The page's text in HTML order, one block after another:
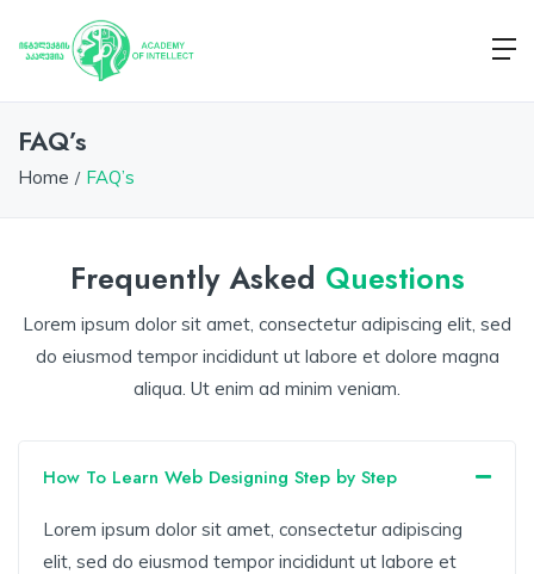
FAQ’s
Home FAQ’s
Frequently Asked Questions
Lorem ipsum dolor sit amet, consectetur adipiscing elit, sed
do eiusmod tempor incididunt ut labore et dolore magna
aliqua. Ut enim ad minim veniam.
How To Learn Web Designing Step by Step
Lorem ipsum dolor sit amet, consectetur adipiscing
elit, sed do eiusmod tempor incididunt ut labore et